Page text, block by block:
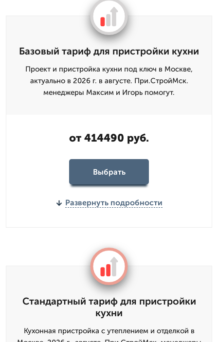
Базовый тариф для пристройки кухни
Проект и пристройка кухни под ключ в Москве,
актуально в 2026 г. в августе. При.СтройМск.
менеджеры Максим и Игорь помогут.
от 414490 руб.
Выбрать
Развернуть подробности
Стандартный тариф для пристройки
кухни
Кухонная пристройка с утеплением и отделкой в